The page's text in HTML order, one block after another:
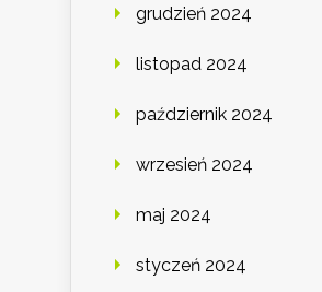
grudzień 2024
listopad 2024
październik 2024
wrzesień 2024
maj 2024
styczeń 2024